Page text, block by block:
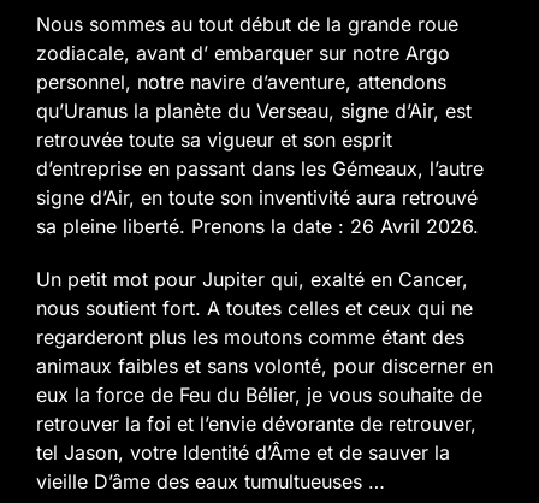
Nous sommes au tout début de la grande roue
zodiacale, avant d’ embarquer sur notre Argo
personnel, notre navire d’aventure, attendons
qu’Uranus la planète du Verseau, signe d’Air, est
retrouvée toute sa vigueur et son esprit
d’entreprise en passant dans les Gémeaux, l’autre
signe d’Air, en toute son inventivité aura retrouvé
sa pleine liberté. Prenons la date : 26 Avril 2026.
Un petit mot pour Jupiter qui, exalté en Cancer,
nous soutient fort. A toutes celles et ceux qui ne
regarderont plus les moutons comme étant des
animaux faibles et sans volonté, pour discerner en
eux la force de Feu du Bélier, je vous souhaite de
retrouver la foi et l’envie dévorante de retrouver,
tel Jason, votre Identité d’Âme et de sauver la
vieille D’âme des eaux tumultueuses …